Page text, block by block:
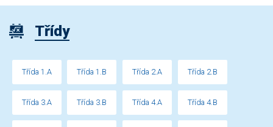
Třídy
Třída 1.A Třída 1.B Třída 2.A Třída 2.B
Třída 3.A Třída 3.B Třída 4.A Třída 4.B